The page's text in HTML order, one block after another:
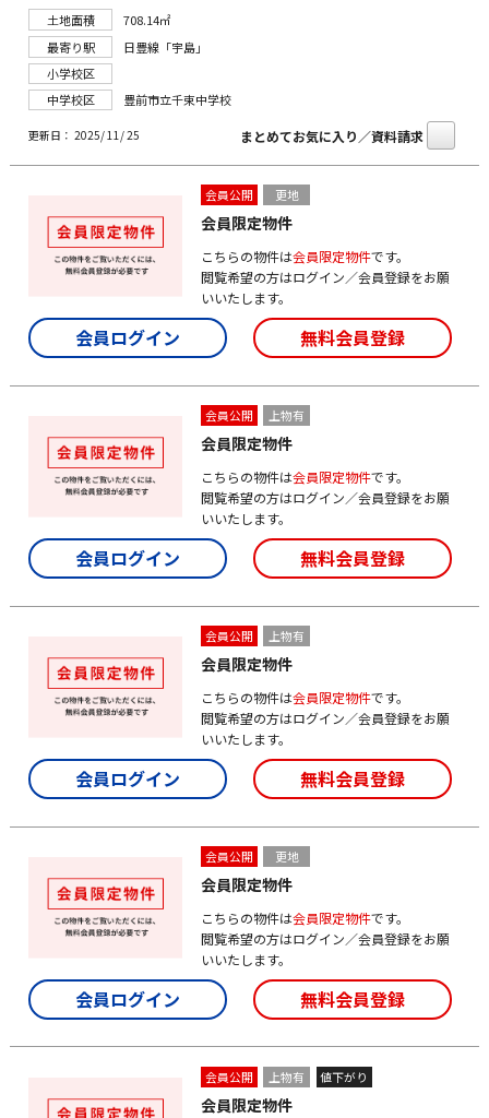
土地面積
708.14㎡
最寄り駅
日豊線「宇島」
小学校区
中学校区
豊前市立千束中学校
更新日： 2025/ 11/ 25 まとめてお気に入り／資料請求
会員公開 更地
会員限定物件
こちらの物件は会員限定物件です。
閲覧希望の方はログイン／会員登録をお願
いいたします。
会員ログイン 無料会員登録
会員公開 上物有
会員限定物件
こちらの物件は会員限定物件です。
閲覧希望の方はログイン／会員登録をお願
いいたします。
会員ログイン 無料会員登録
会員公開 上物有
会員限定物件
こちらの物件は会員限定物件です。
閲覧希望の方はログイン／会員登録をお願
いいたします。
会員ログイン 無料会員登録
会員公開 更地
会員限定物件
こちらの物件は会員限定物件です。
閲覧希望の方はログイン／会員登録をお願
いいたします。
会員ログイン 無料会員登録
会員公開 上物有 値下がり
会員限定物件